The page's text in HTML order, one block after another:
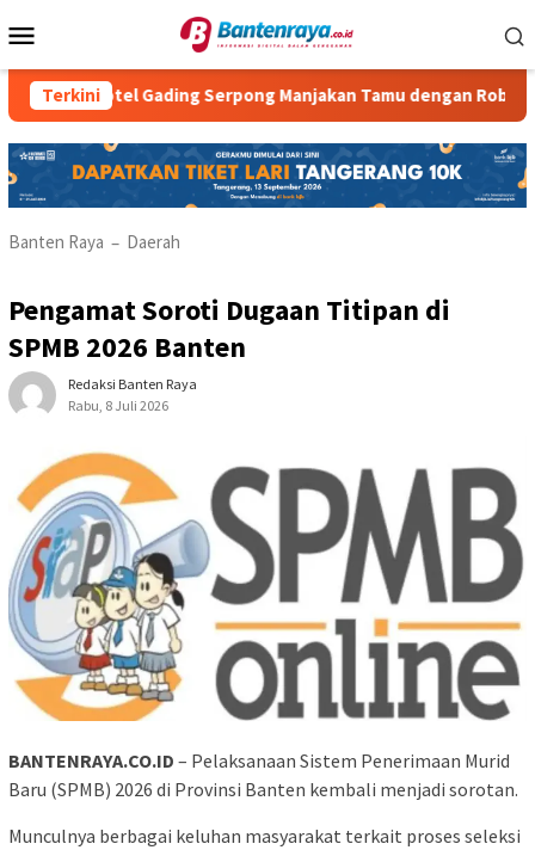
ke
Mobile
Terkini
Hotel Gading Serpong Manjakan Tamu dengan Robot Waiter
Banten Raya – Daerah
Pengamat Soroti Dugaan Titipan di
SPMB 2026 Banten
Redaksi Banten Raya
Rabu, 8 Juli 2026
BANTENRAYA.CO.ID – Pelaksanaan Sistem Penerimaan Murid
Baru (SPMB) 2026 di Provinsi Banten kembali menjadi sorotan.
Munculnya berbagai keluhan masyarakat terkait proses seleksi